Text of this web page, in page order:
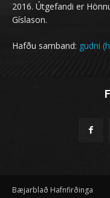
2016. Útgefandi er
Gíslason.
Hafðu samband: gudni
Bæjarblað Hafnfirðinga